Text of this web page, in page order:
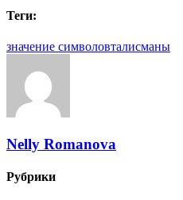
Теги:
значение символовталисманы
Nelly Romanova
Рубрики